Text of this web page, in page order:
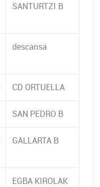
SANTURTZI B
descansa
CD ORTUELLA
SAN PEDRO B
GALLARTA B
EGBA KIROLAK